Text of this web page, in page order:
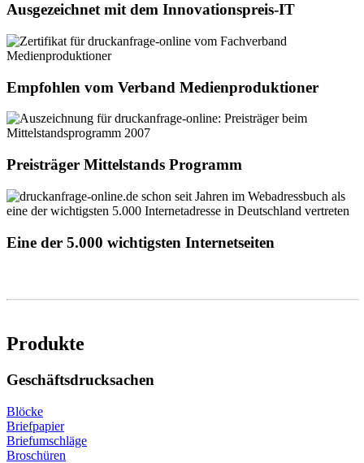
Ausgezeichnet mit dem Innovationspreis-IT
Empfohlen vom Verband Medienproduktioner
Preisträger Mittelstands Programm
Eine der 5.000 wichtigsten Internetseiten
Produkte
Geschäftsdrucksachen
Blöcke
Briefpapier
Briefumschläge
Broschüren